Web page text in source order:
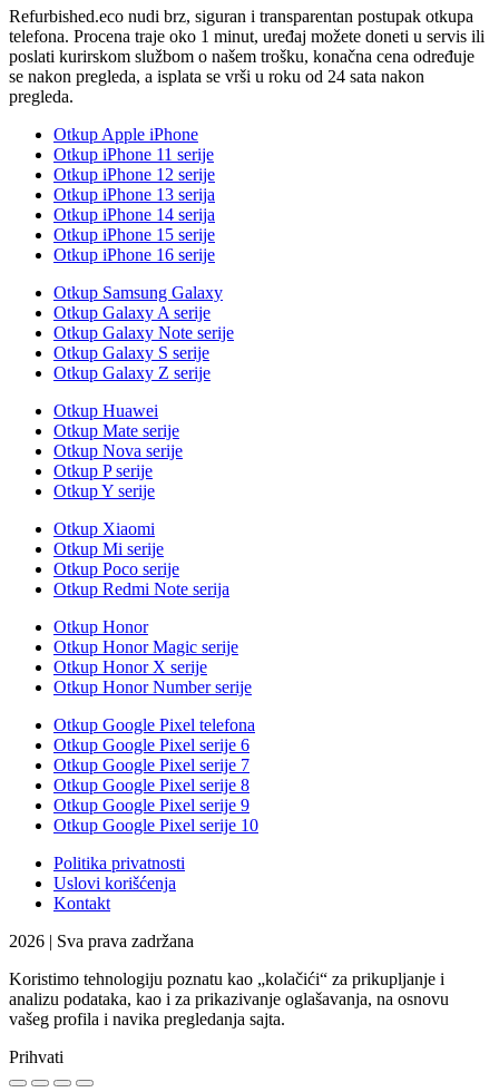
Refurbished.eco nudi brz, siguran i transparentan postupak otkupa
telefona. Procena traje oko 1 minut, uređaj možete doneti u servis ili
poslati kurirskom službom o našem trošku, konačna cena određuje
se nakon pregleda, a isplata se vrši u roku od 24 sata nakon
pregleda.
Otkup Apple iPhone
Otkup iPhone 11 serije
Otkup iPhone 12 serije
Otkup iPhone 13 serija
Otkup iPhone 14 serija
Otkup iPhone 15 serije
Otkup iPhone 16 serije
Otkup Samsung Galaxy
Otkup Galaxy A serije
Otkup Galaxy Note serije
Otkup Galaxy S serije
Otkup Galaxy Z serije
Otkup Huawei
Otkup Mate serije
Otkup Nova serije
Otkup P serije
Otkup Y serije
Otkup Xiaomi
Otkup Mi serije
Otkup Poco serije
Otkup Redmi Note serija
Otkup Honor
Otkup Honor Magic serije
Otkup Honor X serije
Otkup Honor Number serije
Otkup Google Pixel telefona
Otkup Google Pixel serije 6
Otkup Google Pixel serije 7
Otkup Google Pixel serije 8
Otkup Google Pixel serije 9
Otkup Google Pixel serije 10
Politika privatnosti
Uslovi korišćenja
Kontakt
2026 | Sva prava zadržana
Koristimo tehnologiju poznatu kao „kolačići“ za prikupljanje i
analizu podataka, kao i za prikazivanje oglašavanja, na osnovu
vašeg profila i navika pregledanja sajta.
Prihvati